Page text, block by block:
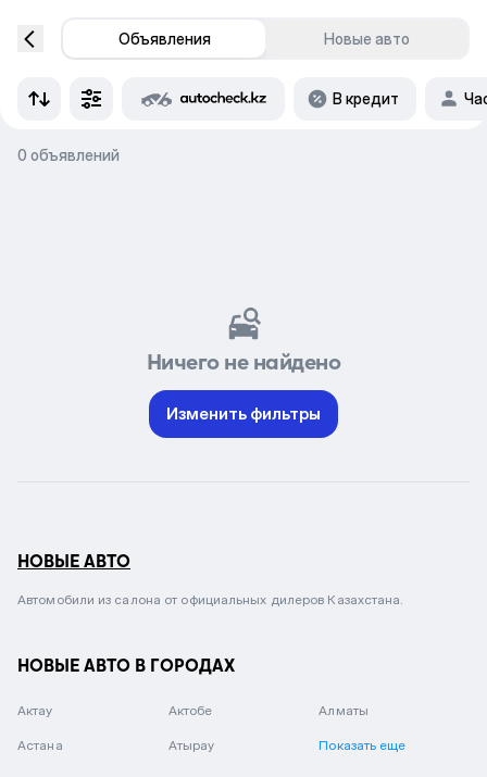
Объявления Новые авто
В кредит
0 объявлений
Ничего не найдено
Изменить фильтры
НОВЫЕ АВТО
Автомобили из салона от официальных дилеров Казахстана.
НОВЫЕ АВТО В ГОРОДАХ
Актау Актобе Алматы
Астана Атырау Показать еще